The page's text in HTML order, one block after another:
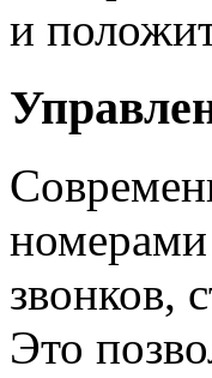
и
номерами
звонков,
Это